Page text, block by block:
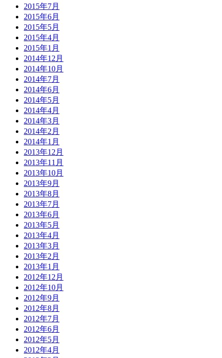
2015年7月
2015年6月
2015年5月
2015年4月
2015年1月
2014年12月
2014年10月
2014年7月
2014年6月
2014年5月
2014年4月
2014年3月
2014年2月
2014年1月
2013年12月
2013年11月
2013年10月
2013年9月
2013年8月
2013年7月
2013年6月
2013年5月
2013年4月
2013年3月
2013年2月
2013年1月
2012年12月
2012年10月
2012年9月
2012年8月
2012年7月
2012年6月
2012年5月
2012年4月